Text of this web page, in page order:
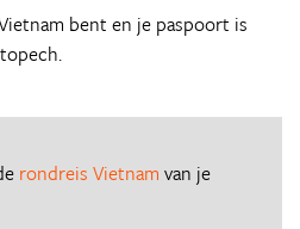
bent en je paspoort is
rondreis Vietnam van je